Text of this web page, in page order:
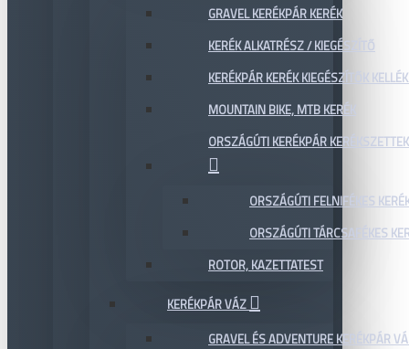
GRAVEL KERÉKPÁR KERÉK
KERÉK ALKATRÉSZ / KIEGÉSZÍTŐ
KERÉKPÁR KERÉK KIEGÉSZÍTŐK
MOUNTAIN BIKE, MTB KERÉK
ORSZÁGÚTI KERÉKPÁR KERÉKSZETTEK
ORSZÁGÚTI FELNIFÉKES
ORSZÁGÚTI TÁRCSAFÉKES
ROTOR, KAZETTATEST
KERÉKPÁR VÁZ
GRAVEL ÉS ADVENTURE KERÉKPÁR